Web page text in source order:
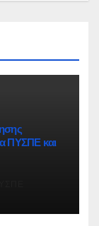
ΠΥΣΠΕ και